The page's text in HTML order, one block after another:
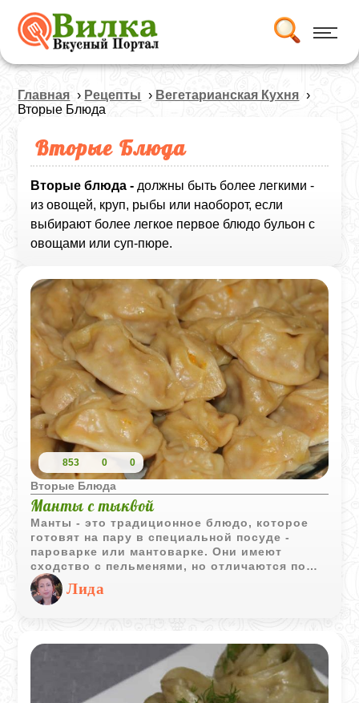
Главная › Рецепты › Вегетарианская Кухня ›
Вторые Блюда
Вторые Блюда
Вторые блюда - должны быть более легкими -
из овощей, круп, рыбы или наоборот, если
выбирают более легкое первое блюдо бульон с
овощами или суп-пюре.
853 0 0
Вторые Блюда
Манты с тыквой
Манты - это традиционное блюдо, которое
готовят на пару в специальной посуде -
пароварке или мантоварке. Они имеют
сходство с пельменями, но отличаются по
размеру и начинке. Для фарша мантов часто
используют баранину или говядину, а для
вегетарианской версии подойдет тыква. Это
блюдо отличается своей сочностью и
пробного угощения мантами, многие
стремятся вновь и вновь возвращаться к их
приготовлению. Подавать манты
рекомендуется горячими, чтобы полностью
Лида